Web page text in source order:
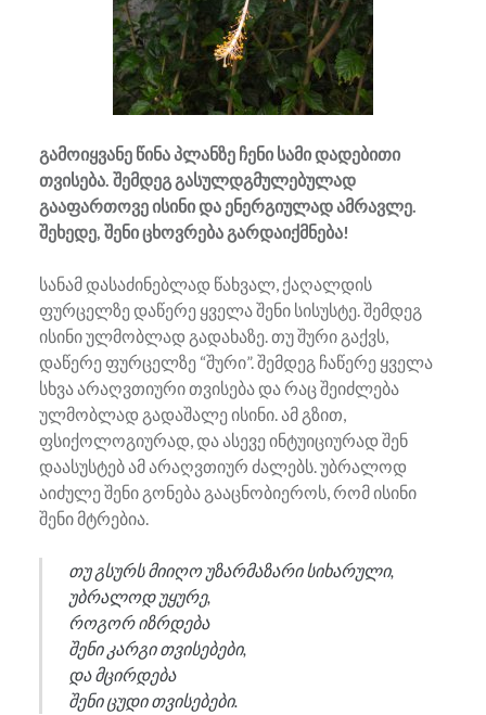
გამოიყვანე წინა პლანზე ჩენი სამი დადებითი
თვისება. შემდეგ გასულდგმულებულად
გააფართოვე ისინი და ენერგიულად ამრავლე.
შეხედე, შენი ცხოვრება გარდაიქმნება!
სანამ დასაძინებლად წახვალ, ქაღალდის
ფურცელზე დაწერე ყველა შენი სისუსტე. შემდეგ
ისინი ულმობლად გადახაზე. თუ შური გაქვს,
დაწერე ფურცელზე “შური”. შემდეგ ჩაწერე ყველა
სხვა არაღვთიური თვისება და რაც შეიძლება
ულმობლად გადაშალე ისინი. ამ გზით,
ფსიქოლოგიურად, და ასევე ინტუიციურად შენ
დაასუსტებ ამ არაღვთიურ ძალებს. უბრალოდ
აიძულე შენი გონება გააცნობიეროს, რომ ისინი
შენი მტრებია.
თუ გსურს მიიღო უზარმაზარი სიხარული,
უბრალოდ უყურე,
როგორ იზრდება
შენი კარგი თვისებები,
და მცირდება
შენი ცუდი თვისებები.